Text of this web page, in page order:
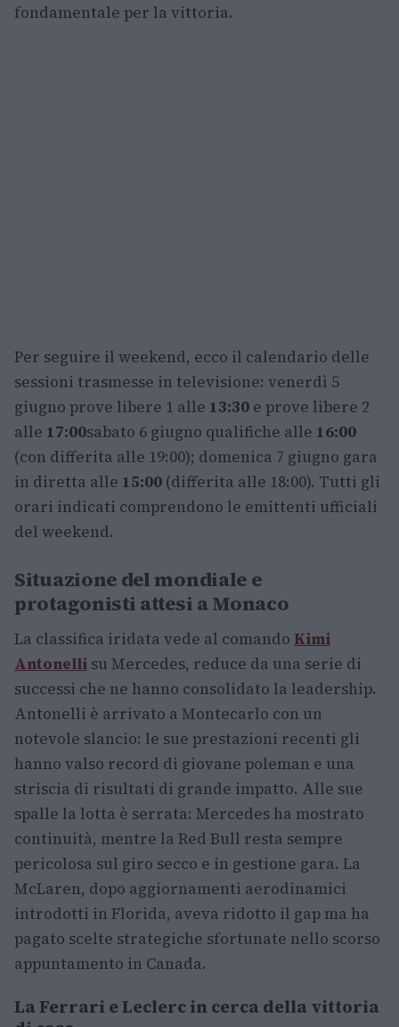
fondamentale per la vittoria.
Per seguire il weekend, ecco il calendario delle
sessioni trasmesse in televisione: venerdì 5
giugno prove libere 1 alle 13:30 e prove libere 2
alle 17:00sabato 6 giugno qualifiche alle 16:00
(con differita alle 19:00); domenica 7 giugno gara
in diretta alle 15:00 (differita alle 18:00). Tutti gli
orari indicati comprendono le emittenti ufficiali
del weekend.
Situazione del mondiale e
protagonisti attesi a Monaco
La classifica iridata vede al comando Kimi
Antonelli su Mercedes, reduce da una serie di
successi che ne hanno consolidato la leadership.
Antonelli è arrivato a Montecarlo con un
notevole slancio: le sue prestazioni recenti gli
hanno valso record di giovane poleman e una
striscia di risultati di grande impatto. Alle sue
spalle la lotta è serrata: Mercedes ha mostrato
continuità, mentre la Red Bull resta sempre
pericolosa sul giro secco e in gestione gara. La
McLaren, dopo aggiornamenti aerodinamici
introdotti in Florida, aveva ridotto il gap ma ha
pagato scelte strategiche sfortunate nello scorso
appuntamento in Canada.
La Ferrari e Leclerc in cerca della vittoria